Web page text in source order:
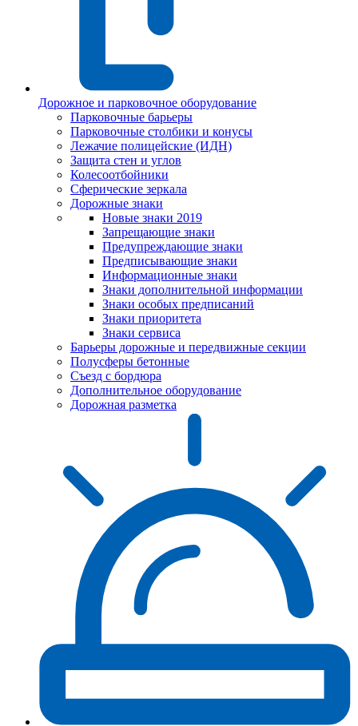
Дорожное и парковочное оборудование
Парковочные барьеры
Парковочные столбики и конусы
Лежачие полицейские (ИДН)
Защита стен и углов
Колесоотбойники
Сферические зеркала
Дорожные знаки
Новые знаки 2019
Запрещающие знаки
Предупреждающие знаки
Предписывающие знаки
Информационные знаки
Знаки дополнительной информации
Знаки особых предписаний
Знаки приоритета
Знаки сервиса
Барьеры дорожные и передвижные секции
Полусферы бетонные
Съезд с бордюра
Дополнительное оборудование
Дорожная разметка